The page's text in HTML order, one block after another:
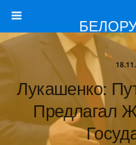
Лукашенко:
Предлагал